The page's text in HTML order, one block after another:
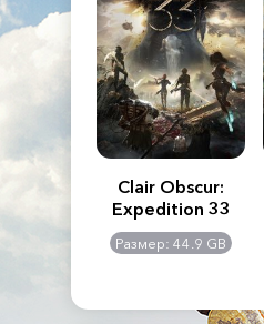
Creed
Clair Obscur:
Expedition 33
Размер: 44.9 GB